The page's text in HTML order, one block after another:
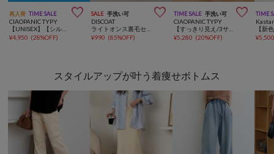
再入荷 TIME SALE 
CIAOPANIC TYPY
【UNISEX】【シルエット調整可】ピグメント加工ワッフルイージーパンツ/WEB限定カラーあり
¥4,950 (28%OFF)
SALE 手洗い可 
DISCOAT
ライトオンス裏毛センタープレスワイドパンツ
¥990 (85%OFF)
TIME SALE 手洗い可 
CIAOPANIC TYPY
【すっきり見え/3サイズ展開】カットプリーツフレアイージーパンツ
¥5,280 (20%OFF)
TIME
¥
スタイルアップが叶う着痩せボトムス